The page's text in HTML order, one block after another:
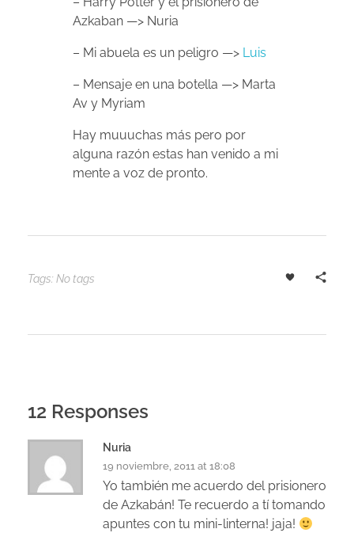
Azkaban —> Nuria
– Mi abuela es un peligro —> Luis
– Mensaje en una botella —> Marta
Av y Myriam
Hay muuuchas más pero por
alguna razón estas han venido a mi
mente a voz de pronto.
Tags: No tags
12 Responses
Nuria
19 noviembre, 2011 at 18:08
Yo también me acuerdo del prisionero
de Azkabán! Te recuerdo a tí tomando
apuntes con tu mini-linterna! jaja!